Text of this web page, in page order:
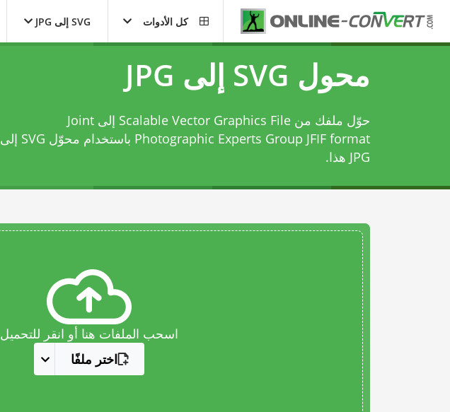
كل الأدوات SVG إلى JPG
محول SVG إلى JPG
حوّل ملفك من Scalable Vector Graphics File إلى Joint
Photographic Experts Group JFIF format باستخدام
محوّل SVG إلى
JPG هذا.
اسحب الملفات هنا أو انقر للتحميل
اختر ملفًا